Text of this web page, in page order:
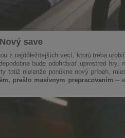
save
z najdôležitejších vecí, ktorú treba
bude odohrávať uprostred hry,
totiž nielenže ponúkne nový príbeh,
prešlo masívnym prepracovaním –